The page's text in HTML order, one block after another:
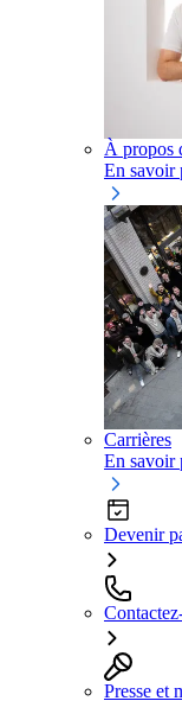
À propos
En savoir
Carrières
En savoir
Devenir
Presse et